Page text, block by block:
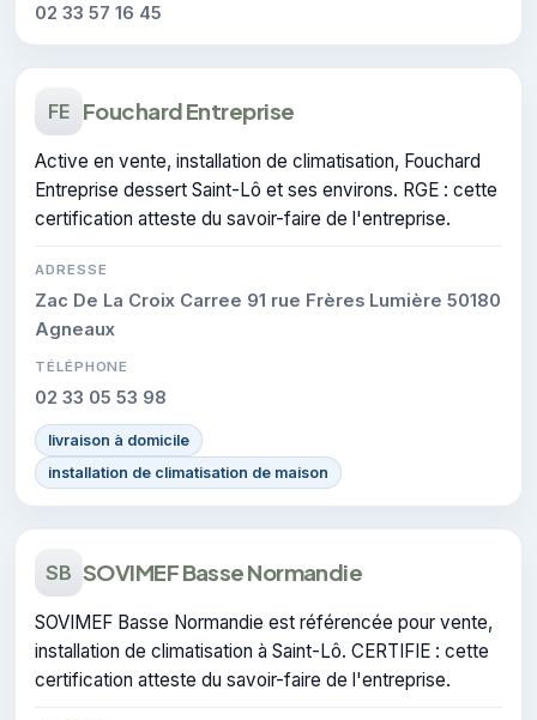
02 33 57 16 45
FE Fouchard Entreprise
Active en vente, installation de climatisation, Fouchard
Entreprise dessert Saint-Lô et ses environs. RGE : cette
certification atteste du savoir-faire de l'entreprise.
ADRESSE
Zac De La Croix Carree 91 rue Frères Lumière 50180
Agneaux
TÉLÉPHONE
02 33 05 53 98
livraison à domicile
installation de climatisation de maison
SB SOVIMEF Basse Normandie
SOVIMEF Basse Normandie est référencée pour vente,
installation de climatisation à Saint-Lô. CERTIFIE : cette
certification atteste du savoir-faire de l'entreprise.